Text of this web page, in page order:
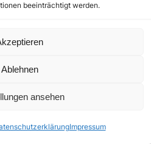
beeinträchtigt werden.
Ablehnen
ansehen
Impressum